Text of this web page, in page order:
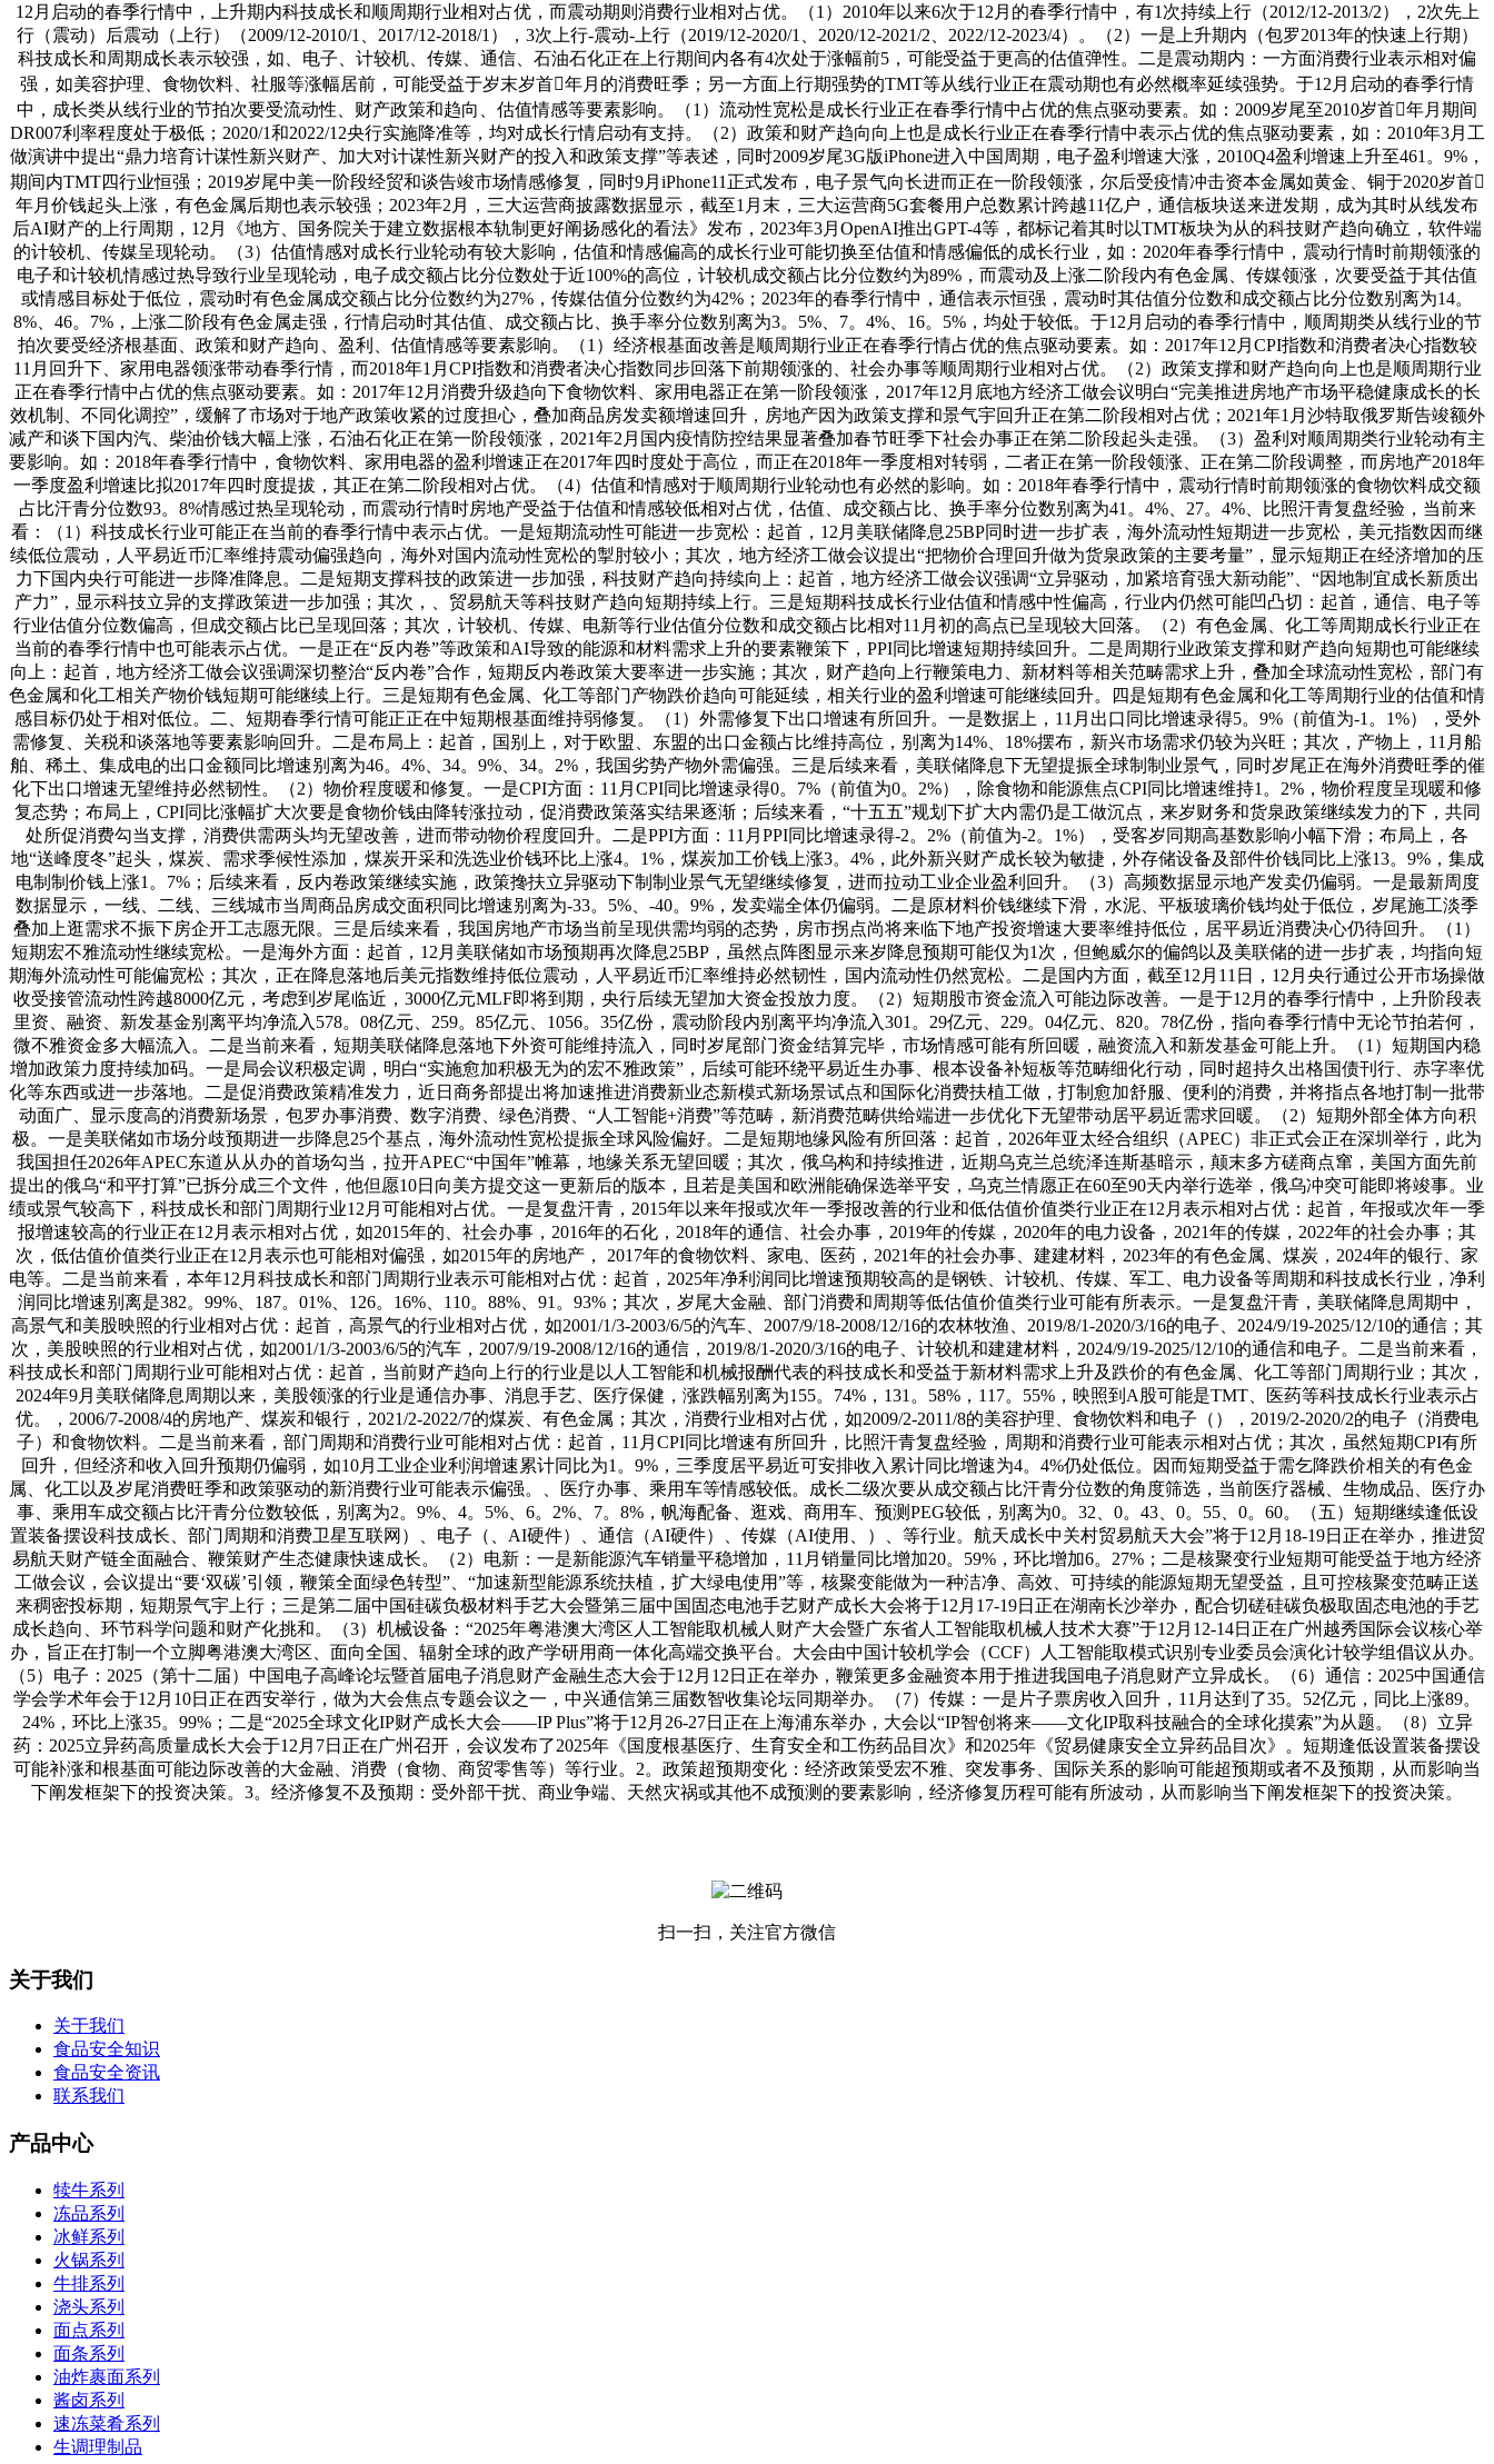
12月启动的春季行情中，上升期内科技成长和顺周期行业相对占优，而震动期则消费行业相对占优。（1）2010年以来6次于12月的春季行情中，有1次持续上行（2012/12-2013/2），2次先上
行（震动）后震动（上行）（2009/12-2010/1、2017/12-2018/1），3次上行-震动-上行（2019/12-2020/1、2020/12-2021/2、2022/12-2023/4）。（2）一是上升期内（包罗2013年的快速上行期）
科技成长和周期成长表示较强，如、电子、计较机、传媒、通信、石油石化正在上行期间内各有4次处于涨幅前5，可能受益于更高的估值弹性。二是震动期内：一方面消费行业表示相对偏
强，如美容护理、食物饮料、社服等涨幅居前，可能受益于岁末岁首年月的消费旺季；另一方面上行期强势的TMT等从线行业正在震动期也有必然概率延续强势。于12月启动的春季行情
中，成长类从线行业的节拍次要受流动性、财产政策和趋向、估值情感等要素影响。（1）流动性宽松是成长行业正在春季行情中占优的焦点驱动要素。如：2009岁尾至2010岁首年月期间
DR007利率程度处于极低；2020/1和2022/12央行实施降准等，均对成长行情启动有支持。（2）政策和财产趋向向上也是成长行业正在春季行情中表示占优的焦点驱动要素，如：2010年3月工
做演讲中提出“鼎力培育计谋性新兴财产、加大对计谋性新兴财产的投入和政策支撑”等表述，同时2009岁尾3G版iPhone进入中国周期，电子盈利增速大涨，2010Q4盈利增速上升至461。9%，
期间内TMT四行业恒强；2019岁尾中美一阶段经贸和谈告竣市场情感修复，同时9月iPhone11正式发布，电子景气向长进而正在一阶段领涨，尔后受疫情冲击资本金属如黄金、铜于2020岁首
年月价钱起头上涨，有色金属后期也表示较强；2023年2月，三大运营商披露数据显示，截至1月末，三大运营商5G套餐用户总数累计跨越11亿户，通信板块送来迸发期，成为其时从线发布
后AI财产的上行周期，12月《地方、国务院关于建立数据根本轨制更好阐扬感化的看法》发布，2023年3月OpenAI推出GPT-4等，都标记着其时以TMT板块为从的科技财产趋向确立，软件端
的计较机、传媒呈现轮动。（3）估值情感对成长行业轮动有较大影响，估值和情感偏高的成长行业可能切换至估值和情感偏低的成长行业，如：2020年春季行情中，震动行情时前期领涨的
电子和计较机情感过热导致行业呈现轮动，电子成交额占比分位数处于近100%的高位，计较机成交额占比分位数约为89%，而震动及上涨二阶段内有色金属、传媒领涨，次要受益于其估值
或情感目标处于低位，震动时有色金属成交额占比分位数约为27%，传媒估值分位数约为42%；2023年的春季行情中，通信表示恒强，震动时其估值分位数和成交额占比分位数别离为14。
8%、46。7%，上涨二阶段有色金属走强，行情启动时其估值、成交额占比、换手率分位数别离为3。5%、7。4%、16。5%，均处于较低。于12月启动的春季行情中，顺周期类从线行业的节
拍次要受经济根基面、政策和财产趋向、盈利、估值情感等要素影响。（1）经济根基面改善是顺周期行业正在春季行情占优的焦点驱动要素。如：2017年12月CPI指数和消费者决心指数较
11月回升下、家用电器领涨带动春季行情，而2018年1月CPI指数和消费者决心指数同步回落下前期领涨的、社会办事等顺周期行业相对占优。（2）政策支撑和财产趋向向上也是顺周期行业
正在春季行情中占优的焦点驱动要素。如：2017年12月消费升级趋向下食物饮料、家用电器正在第一阶段领涨，2017年12月底地方经济工做会议明白“完美推进房地产市场平稳健康成长的长
效机制、不同化调控”，缓解了市场对于地产政策收紧的过度担心，叠加商品房发卖额增速回升，房地产因为政策支撑和景气宇回升正在第二阶段相对占优；2021年1月沙特取俄罗斯告竣额外
减产和谈下国内汽、柴油价钱大幅上涨，石油石化正在第一阶段领涨，2021年2月国内疫情防控结果显著叠加春节旺季下社会办事正在第二阶段起头走强。（3）盈利对顺周期类行业轮动有主
要影响。如：2018年春季行情中，食物饮料、家用电器的盈利增速正在2017年四时度处于高位，而正在2018年一季度相对转弱，二者正在第一阶段领涨、正在第二阶段调整，而房地产2018年
一季度盈利增速比拟2017年四时度提拔，其正在第二阶段相对占优。（4）估值和情感对于顺周期行业轮动也有必然的影响。如：2018年春季行情中，震动行情时前期领涨的食物饮料成交额
占比汗青分位数93。8%情感过热呈现轮动，而震动行情时房地产受益于估值和情感较低相对占优，估值、成交额占比、换手率分位数别离为41。4%、27。4%、比照汗青复盘经验，当前来
看：（1）科技成长行业可能正在当前的春季行情中表示占优。一是短期流动性可能进一步宽松：起首，12月美联储降息25BP同时进一步扩表，海外流动性短期进一步宽松，美元指数因而继
续低位震动，人平易近币汇率维持震动偏强趋向，海外对国内流动性宽松的掣肘较小；其次，地方经济工做会议提出“把物价合理回升做为货泉政策的主要考量”，显示短期正在经济增加的压
力下国内央行可能进一步降准降息。二是短期支撑科技的政策进一步加强，科技财产趋向持续向上：起首，地方经济工做会议强调“立异驱动，加紧培育强大新动能”、“因地制宜成长新质出
产力”，显示科技立异的支撑政策进一步加强；其次，、贸易航天等科技财产趋向短期持续上行。三是短期科技成长行业估值和情感中性偏高，行业内仍然可能凹凸切：起首，通信、电子等
行业估值分位数偏高，但成交额占比已呈现回落；其次，计较机、传媒、电新等行业估值分位数和成交额占比相对11月初的高点已呈现较大回落。（2）有色金属、化工等周期成长行业正在
当前的春季行情中也可能表示占优。一是正在“反内卷”等政策和AI导致的能源和材料需求上升的要素鞭策下，PPI同比增速短期持续回升。二是周期行业政策支撑和财产趋向短期也可能继续
向上：起首，地方经济工做会议强调深切整治“反内卷”合作，短期反内卷政策大要率进一步实施；其次，财产趋向上行鞭策电力、新材料等相关范畴需求上升，叠加全球流动性宽松，部门有
色金属和化工相关产物价钱短期可能继续上行。三是短期有色金属、化工等部门产物跌价趋向可能延续，相关行业的盈利增速可能继续回升。四是短期有色金属和化工等周期行业的估值和情
感目标仍处于相对低位。二、短期春季行情可能正正在中短期根基面维持弱修复。（1）外需修复下出口增速有所回升。一是数据上，11月出口同比增速录得5。9%（前值为-1。1%），受外
需修复、关税和谈落地等要素影响回升。二是布局上：起首，国别上，对于欧盟、东盟的出口金额占比维持高位，别离为14%、18%摆布，新兴市场需求仍较为兴旺；其次，产物上，11月船
舶、稀土、集成电的出口金额同比增速别离为46。4%、34。9%、34。2%，我国劣势产物外需偏强。三是后续来看，美联储降息下无望提振全球制制业景气，同时岁尾正在海外消费旺季的催
化下出口增速无望维持必然韧性。（2）物价程度暖和修复。一是CPI方面：11月CPI同比增速录得0。7%（前值为0。2%），除食物和能源焦点CPI同比增速维持1。2%，物价程度呈现暖和修
复态势；布局上，CPI同比涨幅扩大次要是食物价钱由降转涨拉动，促消费政策落实结果逐渐；后续来看，“十五五”规划下扩大内需仍是工做沉点，来岁财务和货泉政策继续发力的下，共同
处所促消费勾当支撑，消费供需两头均无望改善，进而带动物价程度回升。二是PPI方面：11月PPI同比增速录得-2。2%（前值为-2。1%），受客岁同期高基数影响小幅下滑；布局上，各
地“送峰度冬”起头，煤炭、需求季候性添加，煤炭开采和洗选业价钱环比上涨4。1%，煤炭加工价钱上涨3。4%，此外新兴财产成长较为敏捷，外存储设备及部件价钱同比上涨13。9%，集成
电制制价钱上涨1。7%；后续来看，反内卷政策继续实施，政策搀扶立异驱动下制制业景气无望继续修复，进而拉动工业企业盈利回升。（3）高频数据显示地产发卖仍偏弱。一是最新周度
数据显示，一线、二线、三线城市当周商品房成交面积同比增速别离为-33。5%、-40。9%，发卖端全体仍偏弱。二是原材料价钱继续下滑，水泥、平板玻璃价钱均处于低位，岁尾施工淡季
叠加上逛需求不振下房企开工志愿无限。三是后续来看，我国房地产市场当前呈现供需均弱的态势，房市拐点尚将来临下地产投资增速大要率维持低位，居平易近消费决心仍待回升。（1）
短期宏不雅流动性继续宽松。一是海外方面：起首，12月美联储如市场预期再次降息25BP，虽然点阵图显示来岁降息预期可能仅为1次，但鲍威尔的偏鸽以及美联储的进一步扩表，均指向短
期海外流动性可能偏宽松；其次，正在降息落地后美元指数维持低位震动，人平易近币汇率维持必然韧性，国内流动性仍然宽松。二是国内方面，截至12月11日，12月央行通过公开市场操做
收受接管流动性跨越8000亿元，考虑到岁尾临近，3000亿元MLF即将到期，央行后续无望加大资金投放力度。（2）短期股市资金流入可能边际改善。一是于12月的春季行情中，上升阶段表
里资、融资、新发基金别离平均净流入578。08亿元、259。85亿元、1056。35亿份，震动阶段内别离平均净流入301。29亿元、229。04亿元、820。78亿份，指向春季行情中无论节拍若何，
微不雅资金多大幅流入。二是当前来看，短期美联储降息落地下外资可能维持流入，同时岁尾部门资金结算完毕，市场情感可能有所回暖，融资流入和新发基金可能上升。（1）短期国内稳
增加政策力度持续加码。一是局会议积极定调，明白“实施愈加积极无为的宏不雅政策”，后续可能环绕平易近生办事、根本设备补短板等范畴细化行动，同时超持久出格国债刊行、赤字率优
化等东西或进一步落地。二是促消费政策精准发力，近日商务部提出将加速推进消费新业态新模式新场景试点和国际化消费扶植工做，打制愈加舒服、便利的消费，并将指点各地打制一批带
动面广、显示度高的消费新场景，包罗办事消费、数字消费、绿色消费、“人工智能+消费”等范畴，新消费范畴供给端进一步优化下无望带动居平易近需求回暖。（2）短期外部全体方向积
极。一是美联储如市场分歧预期进一步降息25个基点，海外流动性宽松提振全球风险偏好。二是短期地缘风险有所回落：起首，2026年亚太经合组织（APEC）非正式会正在深圳举行，此为
我国担任2026年APEC东道从从办的首场勾当，拉开APEC“中国年”帷幕，地缘关系无望回暖；其次，俄乌构和持续推进，近期乌克兰总统泽连斯基暗示，颠末多方磋商点窜，美国方面先前
提出的俄乌“和平打算”已拆分成三个文件，他但愿10日向美方提交这一更新后的版本，且若是美国和欧洲能确保选举平安，乌克兰情愿正在60至90天内举行选举，俄乌冲突可能即将竣事。业
绩或景气较高下，科技成长和部门周期行业12月可能相对占优。一是复盘汗青，2015年以来年报或次年一季报改善的行业和低估值价值类行业正在12月表示相对占优：起首，年报或次年一季
报增速较高的行业正在12月表示相对占优，如2015年的、社会办事，2016年的石化，2018年的通信、社会办事，2019年的传媒，2020年的电力设备，2021年的传媒，2022年的社会办事；其
次，低估值价值类行业正在12月表示也可能相对偏强，如2015年的房地产， 2017年的食物饮料、家电、医药，2021年的社会办事、建建材料，2023年的有色金属、煤炭，2024年的银行、家
电等。二是当前来看，本年12月科技成长和部门周期行业表示可能相对占优：起首，2025年净利润同比增速预期较高的是钢铁、计较机、传媒、军工、电力设备等周期和科技成长行业，净利
润同比增速别离是382。99%、187。01%、126。16%、110。88%、91。93%；其次，岁尾大金融、部门消费和周期等低估值价值类行业可能有所表示。一是复盘汗青，美联储降息周期中，
高景气和美股映照的行业相对占优：起首，高景气的行业相对占优，如2001/1/3-2003/6/5的汽车、2007/9/18-2008/12/16的农林牧渔、2019/8/1-2020/3/16的电子、2024/9/19-2025/12/10的通信；其
次，美股映照的行业相对占优，如2001/1/3-2003/6/5的汽车，2007/9/19-2008/12/16的通信，2019/8/1-2020/3/16的电子、计较机和建建材料，2024/9/19-2025/12/10的通信和电子。二是当前来看，
科技成长和部门周期行业可能相对占优：起首，当前财产趋向上行的行业是以人工智能和机械报酬代表的科技成长和受益于新材料需求上升及跌价的有色金属、化工等部门周期行业；其次，
2024年9月美联储降息周期以来，美股领涨的行业是通信办事、消息手艺、医疗保健，涨跌幅别离为155。74%，131。58%，117。55%，映照到A股可能是TMT、医药等科技成长行业表示占
优。，2006/7-2008/4的房地产、煤炭和银行，2021/2-2022/7的煤炭、有色金属；其次，消费行业相对占优，如2009/2-2011/8的美容护理、食物饮料和电子（），2019/2-2020/2的电子（消费电
子）和食物饮料。二是当前来看，部门周期和消费行业可能相对占优：起首，11月CPI同比增速有所回升，比照汗青复盘经验，周期和消费行业可能表示相对占优；其次，虽然短期CPI有所
回升，但经济和收入回升预期仍偏弱，如10月工业企业利润增速累计同比为1。9%，三季度居平易近可安排收入累计同比增速为4。4%仍处低位。因而短期受益于需乞降跌价相关的有色金
属、化工以及岁尾消费旺季和政策驱动的新消费行业可能表示偏强。、医疗办事、乘用车等情感较低。成长二级次要从成交额占比汗青分位数的角度筛选，当前医疗器械、生物成品、医疗办
事、乘用车成交额占比汗青分位数较低，别离为2。9%、4。5%、6。2%、7。8%，帆海配备、逛戏、商用车、预测PEG较低，别离为0。32、0。43、0。55、0。60。（五）短期继续逢低设
置装备摆设科技成长、部门周期和消费卫星互联网）、电子（、AI硬件）、通信（AI硬件）、传媒（AI使用、）、等行业。航天成长中关村贸易航天大会”将于12月18-19日正在举办，推进贸
易航天财产链全面融合、鞭策财产生态健康快速成长。（2）电新：一是新能源汽车销量平稳增加，11月销量同比增加20。59%，环比增加6。27%；二是核聚变行业短期可能受益于地方经济
工做会议，会议提出“要‘双碳’引领，鞭策全面绿色转型”、“加速新型能源系统扶植，扩大绿电使用”等，核聚变能做为一种洁净、高效、可持续的能源短期无望受益，且可控核聚变范畴正送
来稠密投标期，短期景气宇上行；三是第二届中国硅碳负极材料手艺大会暨第三届中国固态电池手艺财产成长大会将于12月17-19日正在湖南长沙举办，配合切磋硅碳负极取固态电池的手艺
成长趋向、环节科学问题和财产化挑和。（3）机械设备：“2025年粤港澳大湾区人工智能取机械人财产大会暨广东省人工智能取机械人技术大赛”于12月12-14日正在广州越秀国际会议核心举
办，旨正在打制一个立脚粤港澳大湾区、面向全国、辐射全球的政产学研用商一体化高端交换平台。大会由中国计较机学会（CCF）人工智能取模式识别专业委员会演化计较学组倡议从办。
（5）电子：2025（第十二届）中国电子高峰论坛暨首届电子消息财产金融生态大会于12月12日正在举办，鞭策更多金融资本用于推进我国电子消息财产立异成长。（6）通信：2025中国通信
学会学术年会于12月10日正在西安举行，做为大会焦点专题会议之一，中兴通信第三届数智收集论坛同期举办。（7）传媒：一是片子票房收入回升，11月达到了35。52亿元，同比上涨89。
24%，环比上涨35。99%；二是“2025全球文化IP财产成长大会——IP Plus”将于12月26-27日正在上海浦东举办，大会以“IP智创将来——文化IP取科技融合的全球化摸索”为从题。（8）立异
药：2025立异药高质量成长大会于12月7日正在广州召开，会议发布了2025年《国度根基医疗、生育安全和工伤药品目次》和2025年《贸易健康安全立异药品目次》。短期逢低设置装备摆设
可能补涨和根基面可能边际改善的大金融、消费（食物、商贸零售等）等行业。2。政策超预期变化：经济政策受宏不雅、突发事务、国际关系的影响可能超预期或者不及预期，从而影响当
下阐发框架下的投资决策。3。经济修复不及预期：受外部干扰、商业争端、天然灾祸或其他不成预测的要素影响，经济修复历程可能有所波动，从而影响当下阐发框架下的投资决策。
扫一扫，关注官方微信
关于我们
关于我们
食品安全知识
食品安全资讯
联系我们
产品中心
犊牛系列
冻品系列
冰鲜系列
火锅系列
牛排系列
浇头系列
面点系列
面条系列
油炸裹面系列
酱卤系列
速冻菜肴系列
生调理制品